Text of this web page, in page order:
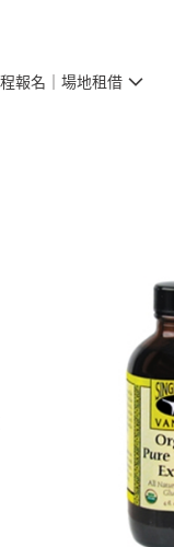
報名｜場地租借